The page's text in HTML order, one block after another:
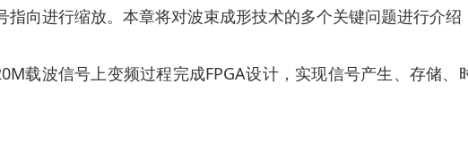
向进行缩放。本章将对波束成形技术的多个关键问题进行介绍
载波信号上变频过程完成FPGA设计，实现信号产生、存储